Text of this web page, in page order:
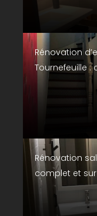
Rénovation
Tournefeuille
Rénovation
complet et